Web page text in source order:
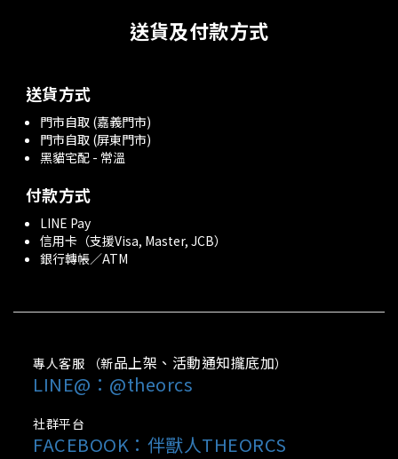
送貨及付款方式
送貨方式
門市自取 (嘉義門市)
門市自取 (屏東門市)
黑貓宅配 - 常溫
付款方式
LINE Pay
信用卡（支援Visa, Master, JCB）
銀行轉帳／ATM
專人客服 （新品上架、活動通知攏底加）
LINE@：@theorcs
社群平台
FACEBOOK： 伴獸人THEORCS